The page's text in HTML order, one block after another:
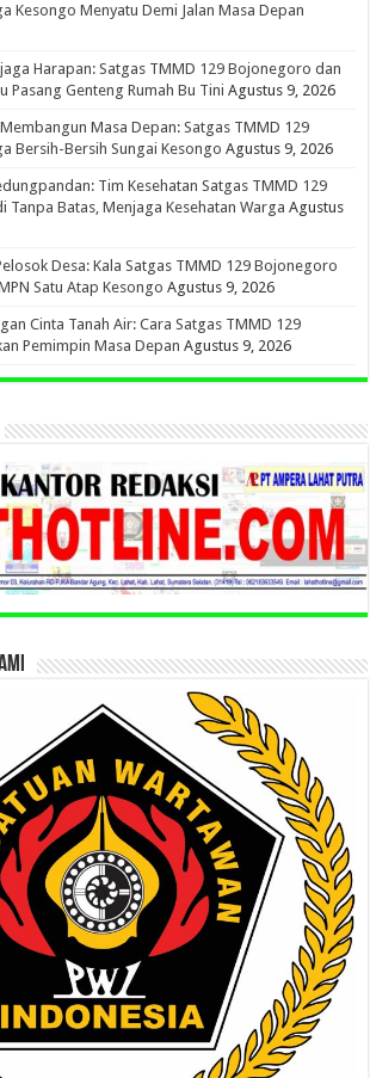
Kesongo Menyatu Demi Jalan Masa Depan
Harapan: Satgas TMMD 129 Bojonegoro dan
Pasang Genteng Rumah Bu Tini Agustus 9, 2026
Masa Depan: Satgas TMMD 129
Bersih-Bersih Sungai Kesongo Agustus 9, 2026
Tim Kesehatan Satgas TMMD 129
Batas, Menjaga Kesehatan Warga Agustus
Desa: Kala Satgas TMMD 129 Bojonegoro
Satu Atap Kesongo Agustus 9, 2026
Cinta Tanah Air: Cara Satgas TMMD 129
Pemimpin Masa Depan Agustus 9, 2026